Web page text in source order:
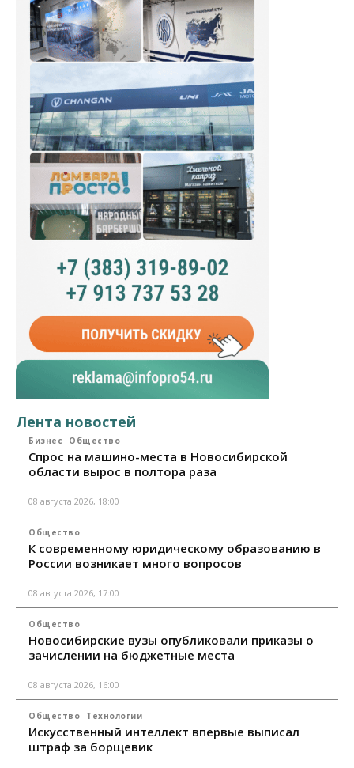
Лента новостей
Бизнес Общество
Спрос на машино-места в Новосибирской
области вырос в полтора раза
08 августа 2026, 18:00
Общество
К современному юридическому образованию в
России возникает много вопросов
08 августа 2026, 17:00
Общество
Новосибирские вузы опубликовали приказы о
зачислении на бюджетные места
08 августа 2026, 16:00
Общество Технологии
Искусственный интеллект впервые выписал
штраф за борщевик